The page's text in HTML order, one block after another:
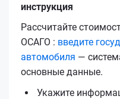
инструкция
Рассчитайте
ОСАГО : введите
автомобиля —
основные данные.
Укажите